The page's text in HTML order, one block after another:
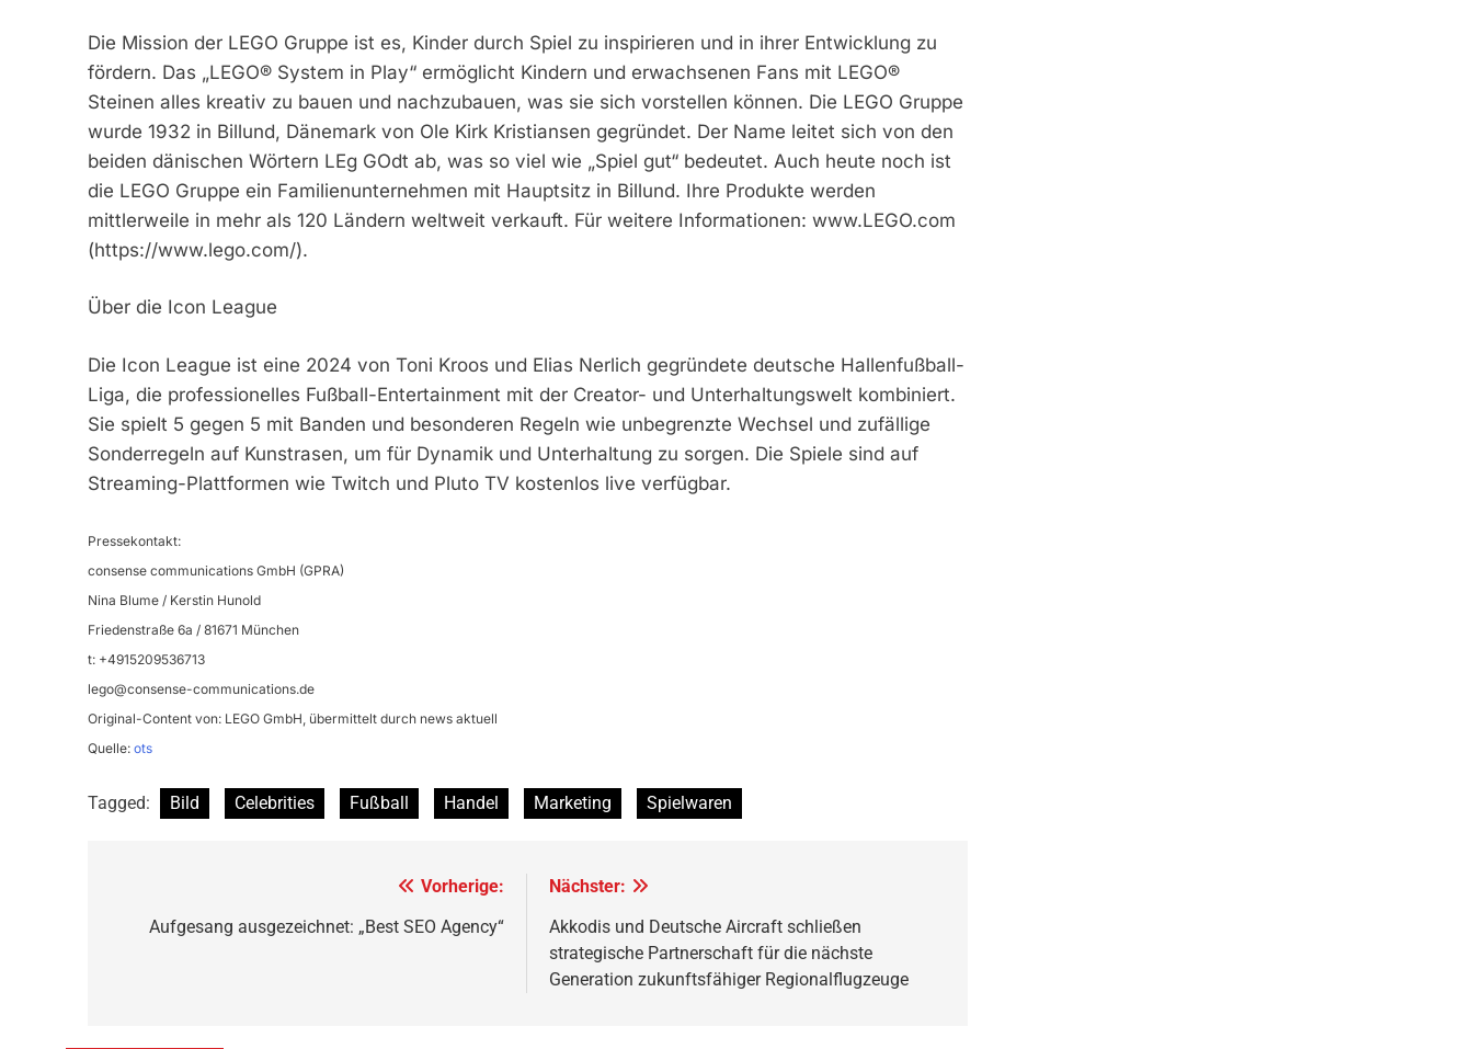
Die Mission der LEGO Gruppe ist es, Kinder durch Spiel zu inspirieren und in ihrer Entwicklung zu
fördern. Das „LEGO® System in Play“ ermöglicht Kindern und erwachsenen Fans mit LEGO®
Steinen alles kreativ zu bauen und nachzubauen, was sie sich vorstellen können. Die LEGO Gruppe
wurde 1932 in Billund, Dänemark von Ole Kirk Kristiansen gegründet. Der Name leitet sich von den
beiden dänischen Wörtern LEg GOdt ab, was so viel wie „Spiel gut“ bedeutet. Auch heute noch ist
die LEGO Gruppe ein Familienunternehmen mit Hauptsitz in Billund. Ihre Produkte werden
mittlerweile in mehr als 120 Ländern weltweit verkauft. Für weitere Informationen: www.LEGO.com
(https://www.lego.com/).
Über die Icon League
Die Icon League ist eine 2024 von Toni Kroos und Elias Nerlich gegründete deutsche Hallenfußball-
Liga, die professionelles Fußball-Entertainment mit der Creator- und Unterhaltungswelt kombiniert.
Sie spielt 5 gegen 5 mit Banden und besonderen Regeln wie unbegrenzte Wechsel und zufällige
Sonderregeln auf Kunstrasen, um für Dynamik und Unterhaltung zu sorgen. Die Spiele sind auf
Streaming-Plattformen wie Twitch und Pluto TV kostenlos live verfügbar.
Pressekontakt:
consense communications GmbH (GPRA)
Nina Blume / Kerstin Hunold
Friedenstraße 6a / 81671 München
t: +4915209536713
lego@consense-communications.de
Original-Content von: LEGO GmbH, übermittelt durch news aktuell
Quelle: ots
Tagged: Bild Celebrities Fußball Handel Marketing Spielwaren
Vorherige:
Aufgesang ausgezeichnet: „Best SEO Agency“
Nächster:
Akkodis und Deutsche Aircraft schließen
strategische Partnerschaft für die nächste
Generation zukunftsfähiger Regionalflugzeuge